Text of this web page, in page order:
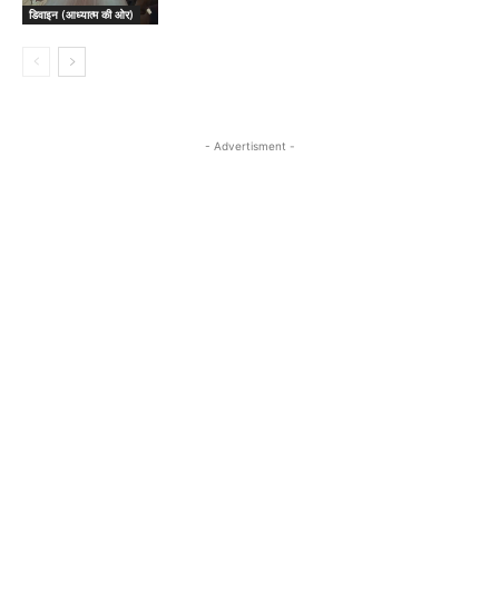
डिवाइन (आध्यात्म की ओर)
- Advertisment -